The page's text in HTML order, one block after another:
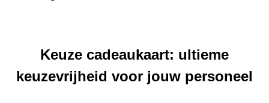
Keuze cadeaukaart: ultieme
keuzevrijheid voor jouw personeel